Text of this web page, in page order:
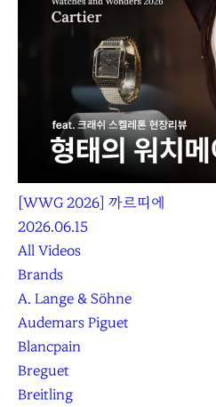
[WWG 2026] 까르띠에
2026.06.15
All Videos
Brands
A. Lange & Söhne
Audemars Piguet
Blancpain
Breguet
Breitling